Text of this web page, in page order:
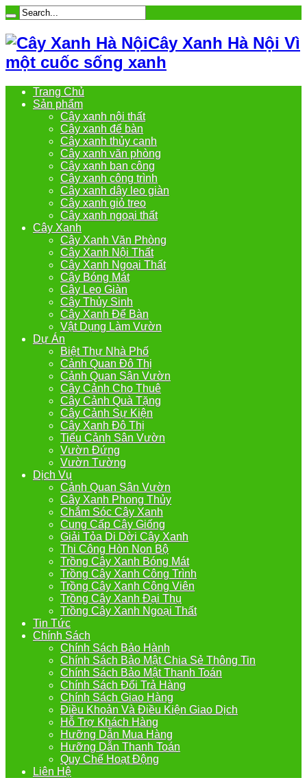
Cây Xanh Hà Nội Vì
một cuốc sống xanh
Trang Chủ
Sản phẩm
Cây xanh nội thất
Cây xanh để bàn
Cây xanh thủy canh
Cây xanh văn phòng
Cây xanh ban công
Cây xanh công trình
Cây xanh dây leo giàn
Cây xanh giỏ treo
Cây xanh ngoại thất
Cây Xanh
Cây Xanh Văn Phòng
Cây Xanh Nội Thất
Cây Xanh Ngoại Thất
Cây Bóng Mát
Cây Leo Giàn
Cây Thủy Sinh
Cây Xanh Để Bàn
Vật Dụng Làm Vườn
Dự Án
Biệt Thự Nhà Phố
Cảnh Quan Đô Thị
Cảnh Quan Sân Vườn
Cây Cảnh Cho Thuê
Cây Cảnh Quà Tặng
Cây Cảnh Sự Kiện
Cây Xanh Đô Thị
Tiểu Cảnh Sân Vườn
Vườn Đứng
Vườn Tường
Dịch Vụ
Cảnh Quan Sân Vườn
Cây Xanh Phong Thủy
Chắm Sóc Cây Xanh
Cung Cấp Cây Giống
Giải Tỏa Di Dời Cây Xanh
Thi Công Hòn Non Bộ
Trồng Cây Xanh Bóng Mát
Trồng Cây Xanh Công Trình
Trồng Cây Xanh Công Viên
Trồng Cây Xanh Đại Thụ
Trồng Cây Xanh Ngoại Thất
Tin Tức
Chính Sách
Chính Sách Bảo Hành
Chính Sách Bảo Mật Chia Sẻ Thông Tin
Chính Sách Bảo Mật Thanh Toán
Chính Sách Đổi Trả Hàng
Chính Sách Giao Hàng
Điều Khoản Và Điều Kiện Giao Dịch
Hỗ Trợ Khách Hàng
Hưỡng Dẫn Mua Hàng
Hưỡng Dẫn Thanh Toán
Quy Chế Hoạt Động
Liên Hệ